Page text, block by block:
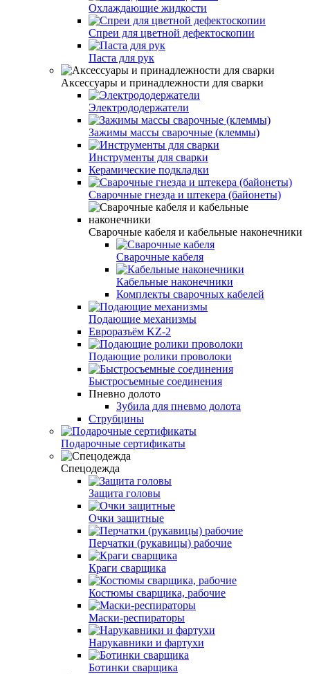
Охлаждающие жидкости
Спреи для цветной дефектоскопии
Паста для рук
Аксессуары и принадлежности для сварки
Электрододержатели
Зажимы массы сварочные (клеммы)
Инструменты для сварки
Керамические подкладки
Сварочные гнезда и штекера (байонеты)
Сварочные кабеля и кабельные наконечники
Сварочные кабеля
Кабельные наконечники
Комплекты сварочных кабелей
Подающие механизмы
Евроразъём KZ-2
Подающие ролики проволоки
Быстросъемные соединения
Пневно долото
Зубила для пневмо долота
Струбцины
Подарочные сертификаты
Спецодежда
Защита головы
Очки защитные
Перчатки (рукавицы) рабочие
Краги сварщика
Костюмы сварщика, рабочие
Маски-респираторы
Нарукавники и фартухи
Ботинки сварщика